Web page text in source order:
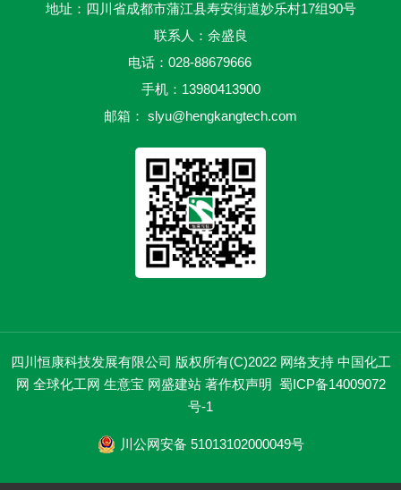
地址：四川省成都市蒲江县寿安街道妙乐村17组90号
联系人：余盛良
电话：028-88679666
手机：13980413900
邮箱： slyu@hengkangtech.com
四川恒康科技发展有限公司 版权所有(C)2022 网络支持 中国化工
网 全球化工网 生意宝 网盛建站 著作权声明 蜀ICP备14009072
号-1
川公网安备 51013102000049号